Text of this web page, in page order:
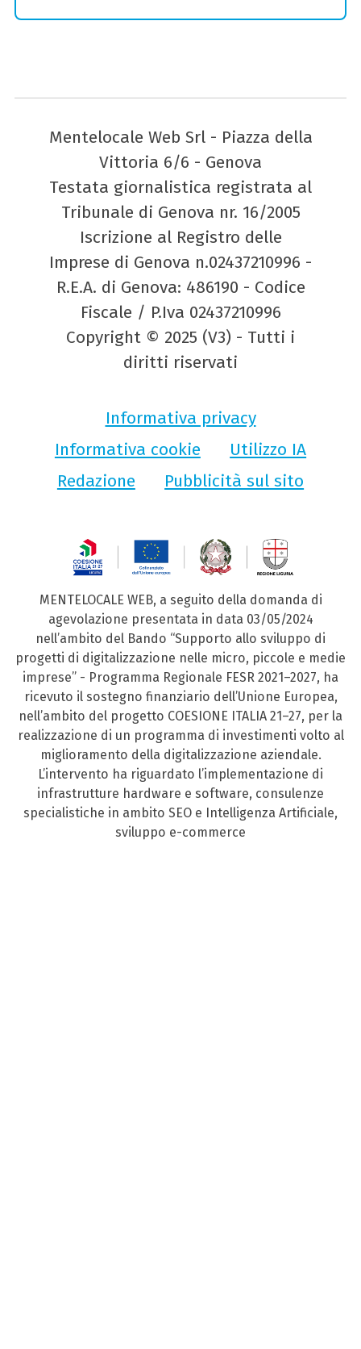
Mentelocale Web Srl - Piazza della
Vittoria 6/6 - Genova
Testata giornalistica registrata al
Tribunale di Genova nr. 16/2005
Iscrizione al Registro delle
Imprese di Genova n.02437210996 -
R.E.A. di Genova: 486190 - Codice
Fiscale / P.Iva 02437210996
Copyright © 2025 (V3) - Tutti i
diritti riservati
Informativa privacy
Informativa cookie
Utilizzo IA
Redazione
Pubblicità sul sito
MENTELOCALE WEB, a seguito della domanda di
agevolazione presentata in data 03/05/2024
nell’ambito del Bando “Supporto allo sviluppo di
progetti di digitalizzazione nelle micro, piccole e medie
imprese” - Programma Regionale FESR 2021–2027, ha
ricevuto il sostegno finanziario dell’Unione Europea,
nell’ambito del progetto COESIONE ITALIA 21–27, per la
realizzazione di un programma di investimenti volto al
miglioramento della digitalizzazione aziendale.
L’intervento ha riguardato l’implementazione di
infrastrutture hardware e software, consulenze
specialistiche in ambito SEO e Intelligenza Artificiale,
sviluppo e-commerce